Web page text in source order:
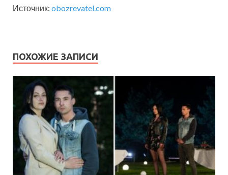
Источник: obozrevatel.com
ПОХОЖИЕ ЗАПИСИ